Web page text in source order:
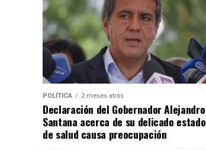
POLÍTICA 2 meses atrás
Declaración del Gobernador Alejandro
Santana acerca de su delicado estado
de salud causa preocupación